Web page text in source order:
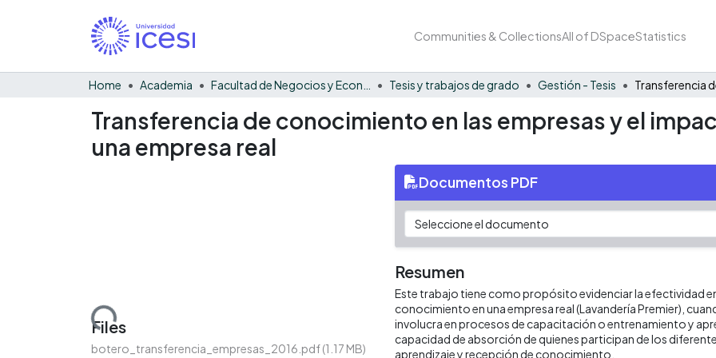
Communities & CollectionsAll of DSpaceStatistics
Home Academia Tesis y trabajos de grado Gestión - Tesis
Transferencia de conocimiento en las empresas y el
una empresa real
Loading...
Files
botero_transferencia_empresas_2016.pdf(1.17 MB)
Documentos PDF
Resumen
Este trabajo tiene como propósito evidenciar la efectividad
conocimiento en una empresa real (Lavandería Premier),
involucra en procesos de capacitación o entrenamiento y
capacidad de absorción de quienes participan de los
aprendizaje y recepción de conocimiento.